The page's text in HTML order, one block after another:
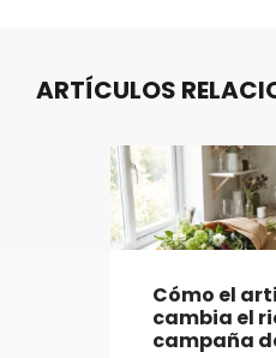
ARTÍCULOS
Cómo el
cambia el
campaña